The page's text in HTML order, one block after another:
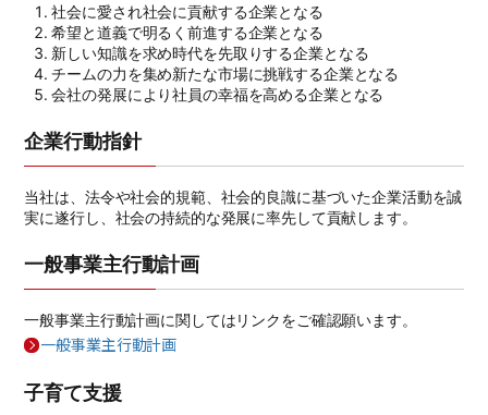
社会に愛され社会に貢献する企業となる
希望と道義で明るく前進する企業となる
新しい知識を求め時代を先取りする企業となる
チームの力を集め新たな市場に挑戦する企業となる
会社の発展により社員の幸福を高める企業となる
企業行動指針
当社は、法令や社会的規範、社会的良識に基づいた企業活動を誠
実に遂行し、社会の持続的な発展に率先して貢献します。
一般事業主行動計画
一般事業主行動計画に関してはリンクをご確認願います。
一般事業主行動計画
子育て支援